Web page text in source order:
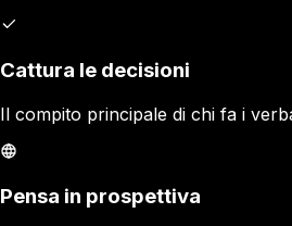
Cattura le decisioni
Il compito principale di chi fa i
Pensa in prospettiva